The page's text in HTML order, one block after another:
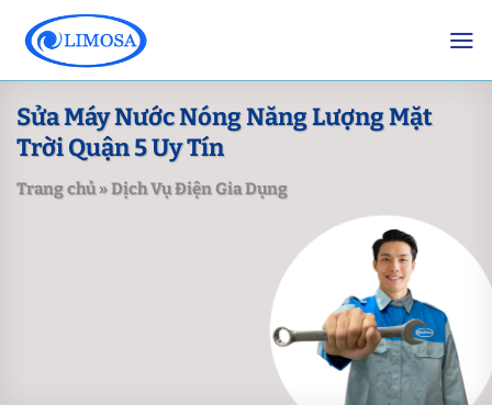
content
Sửa Máy Nước Nóng Năng Lượng Mặt
Trời Quận 5 Uy Tín
Trang chủ»Dịch Vụ Điện Gia Dụng